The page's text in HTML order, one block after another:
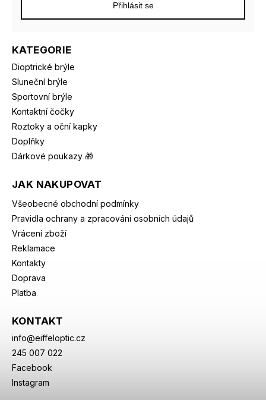
KATEGORIE
Dioptrické brýle
Sluneční brýle
Sportovní brýle
Kontaktní čočky
Roztoky a oční kapky
Doplňky
Dárkové poukazy 🎁
JAK NAKUPOVAT
Všeobecné obchodní podmínky
Pravidla ochrany a zpracování osobních údajů
Vrácení zboží
Reklamace
Kontakty
Doprava
Platba
KONTAKT
info@eiffeloptic.cz
245 007 022
Facebook
Instagram
Přihlásit se